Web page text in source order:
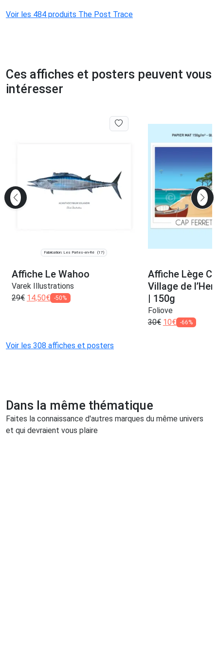
Voir les 484 produits The Post Trace
Ces affiches et posters peuvent vous
intéresser
Fabrication: Les Portes-en-Ré (17)
Affiche Le Wahoo
Varek Illustrations
29€ 14,50€ -50%
Affiche Lège
Village de
| 150g
Foliove
30€ 10€ -66%
Voir les 308 affiches et posters
Dans la même thématique
Faites la connaissance d'autres marques du même univers
et qui devraient vous plaire